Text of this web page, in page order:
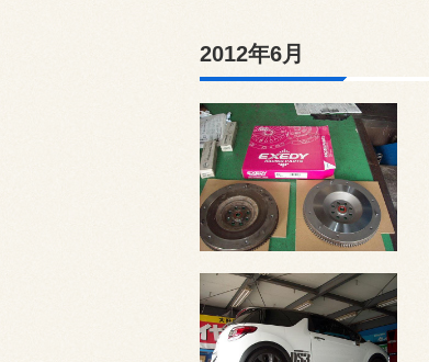
2012年6月